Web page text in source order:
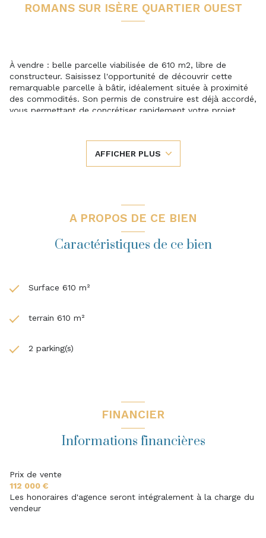
ROMANS SUR ISÈRE QUARTIER OUEST
À vendre : belle parcelle viabilisée de 610 m2, libre de
constructeur. Saisissez l'opportunité de découvrir cette
remarquable parcelle à bâtir, idéalement située à proximité
des commodités. Son permis de construire est déjà accordé,
vous permettant de concrétiser rapidement votre projet
emprise au sol autorisée de 123 m2, vous disposez d'un
espace généreux pour réaliser la maison de vos rêves. La
viabilisation du terrain est déjà réalisée. N'hésitez pas à
de votre projet immobilier.
AFFICHER PLUS
A PROPOS DE CE BIEN
Caractéristiques de ce bien
Surface 610 m²
terrain 610 m²
2 parking(s)
FINANCIER
Informations financières
Prix de vente
112 000 €
Les honoraires d'agence seront intégralement à la charge du
vendeur